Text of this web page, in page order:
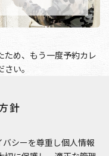
ため、もう一度予約カレ
い。
針
シーを尊重し個人情報